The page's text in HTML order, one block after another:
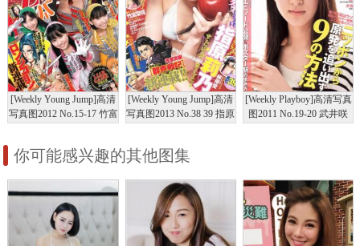
[Weekly Young Jump]高清
写真图2012 No.15-17 竹富
[Weekly Young Jump]高清
写真图2013 No.38 39 指原
[Weekly Playboy]高清写真
图2011 No.19-20 武井咲
你可能感兴趣的其他图集